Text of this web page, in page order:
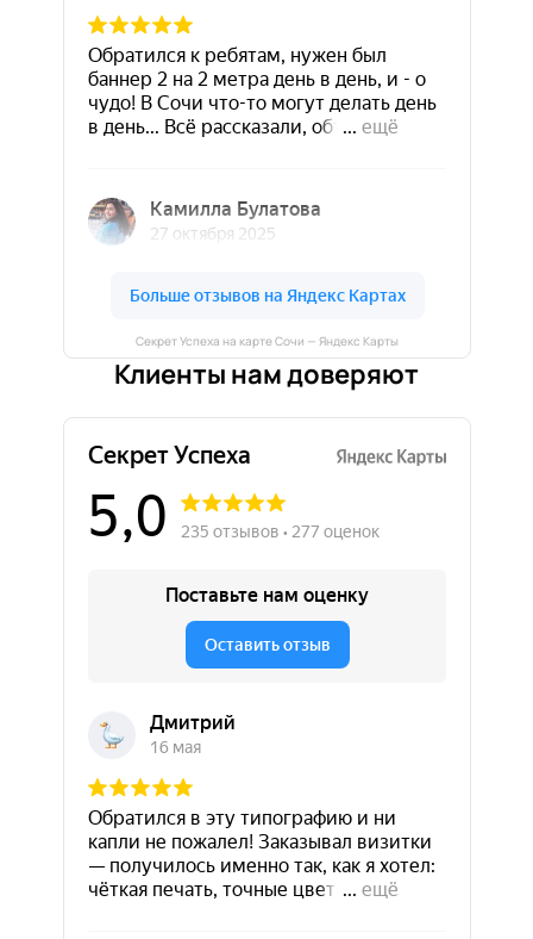
Секрет Успеха на карте Сочи — Яндекс Карты
Клиенты нам доверяют